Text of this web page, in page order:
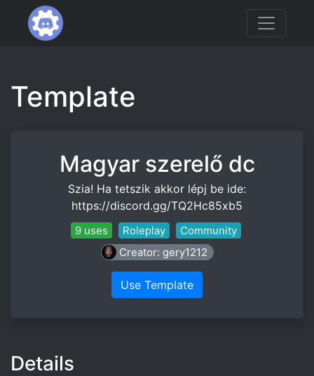
Template
Magyar szerelő dc
Szia! Ha tetszik akkor lépj be ide:
https://discord.gg/TQ2Hc85xb5
9 uses Roleplay
Community
Creator: gery1212
Use Template
Details